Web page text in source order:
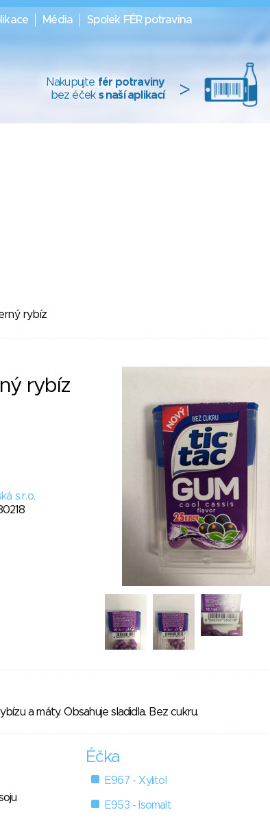
Média Spolek FÉR potravina
Nakupujte fér potraviny
bez éček s naší aplikací >
rybíz
rybíz
s.r.o.
a máty. Obsahuje sladidla. Bez cukru.
Éčka
E967 - Xylitol
E953 - Isomalt